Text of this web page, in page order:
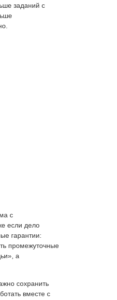
заданий с
с
если дело
гарантии:
промежуточные
а
сохранить
вместе с